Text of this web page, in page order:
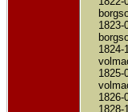
1823-
1824-
1825-
1826-
1828-